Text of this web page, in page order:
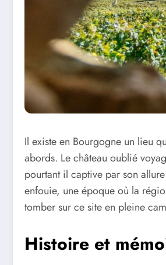
Il existe en Bourgogne un lieu
abords. Le château oublié
pourtant il captive par son
enfouie, une époque où la
tomber sur ce site en pleine
Histoire et